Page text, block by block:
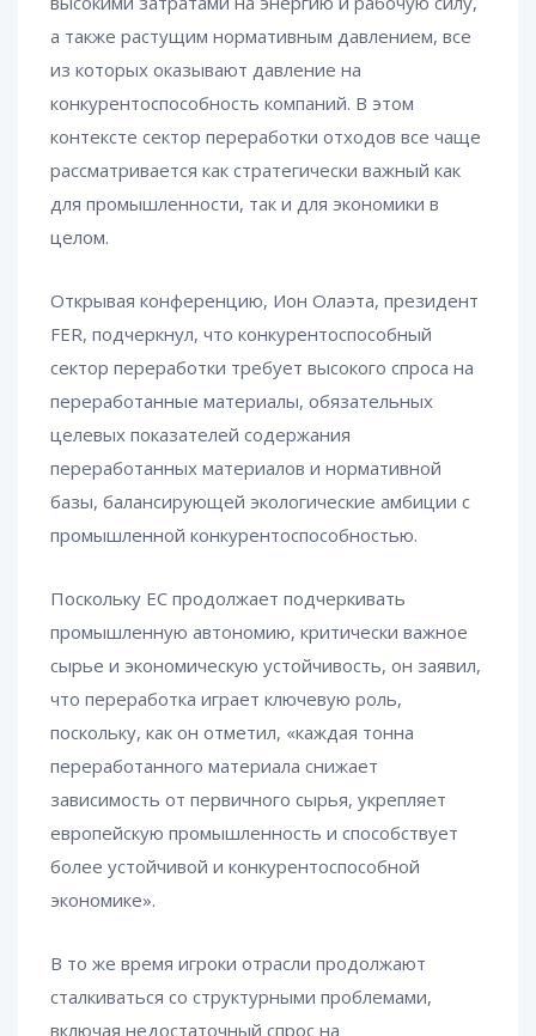
а также растущим нормативным давлением, все
из которых оказывают давление на
конкурентоспособность компаний. В этом
контексте сектор переработки отходов все чаще
рассматривается как стратегически важный как
для промышленности, так и для экономики в
целом.
Открывая конференцию, Ион Олаэта, президент
FER, подчеркнул, что конкурентоспособный
сектор переработки требует высокого спроса на
переработанные материалы, обязательных
целевых показателей содержания
переработанных материалов и нормативной
базы, балансирующей экологические амбиции с
промышленной конкурентоспособностью.
Поскольку ЕС продолжает подчеркивать
промышленную автономию, критически важное
сырье и экономическую устойчивость, он заявил,
что переработка играет ключевую роль,
поскольку, как он отметил, «каждая тонна
переработанного материала снижает
зависимость от первичного сырья, укрепляет
европейскую промышленность и способствует
более устойчивой и конкурентоспособной
экономике».
В то же время игроки отрасли продолжают
сталкиваться со структурными проблемами,
включая недостаточный спрос на